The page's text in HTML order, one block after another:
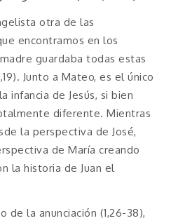
otra de las
encontramos en los
guardaba todas estas
Junto a Mateo, es el único
infancia de Jesús, si bien
diferente. Mientras
la perspectiva de José,
de María creando
la historia de Juan el
de la anunciación (1,26-38),